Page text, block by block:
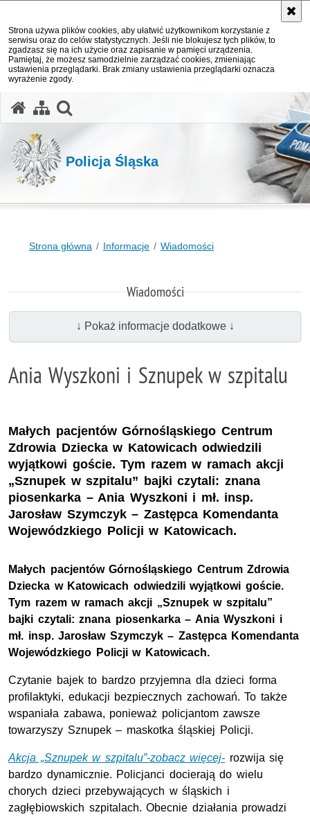
Strona używa plików cookies, aby ułatwić użytkownikom korzystanie z
serwisu oraz do celów statystycznych. Jeśli nie blokujesz tych plików, to
zgadzasz się na ich użycie oraz zapisanie w pamięci urządzenia.
Pamiętaj, że możesz samodzielnie zarządzać cookies, zmieniając
ustawienia przeglądarki. Brak zmiany ustawienia przeglądarki oznacza
wyrażenie zgody.
Policja Śląska
Strona główna Informacje Wiadomości
Wiadomości
↓ Pokaż informacje dodatkowe ↓
Ania Wyszkoni i Sznupek w szpitalu
Małych pacjentów Górnośląskiego Centrum
Zdrowia Dziecka w Katowicach odwiedzili
wyjątkowi goście. Tym razem w ramach akcji
„Sznupek w szpitalu” bajki czytali: znana
piosenkarka – Ania Wyszkoni i mł. insp.
Jarosław Szymczyk – Zastępca Komendanta
Wojewódzkiego Policji w Katowicach.
Małych pacjentów Górnośląskiego Centrum Zdrowia
Dziecka w Katowicach odwiedzili wyjątkowi goście.
Tym razem w ramach akcji „Sznupek w szpitalu”
bajki czytali: znana piosenkarka – Ania Wyszkoni i
mł. insp. Jarosław Szymczyk – Zastępca Komendanta
Wojewódzkiego Policji w Katowicach.
Czytanie bajek to bardzo przyjemna dla dzieci forma
profilaktyki, edukacji bezpiecznych zachowań. To także
wspaniała zabawa, ponieważ policjantom zawsze
towarzyszy Sznupek – maskotka śląskiej Policji.
Akcja „Sznupek w szpitalu”-zobacz więcej- rozwija się
bardzo dynamicznie. Policjanci docierają do wielu
chorych dzieci przebywających w śląskich i
zagłębiowskich szpitalach. Obecnie działania prowadzi